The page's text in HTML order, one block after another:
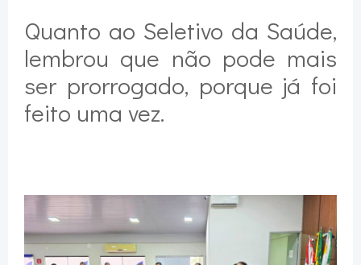
Quanto ao Seletivo da Saúde,
lembrou que não pode mais
ser prorrogado, porque já foi
feito uma vez.